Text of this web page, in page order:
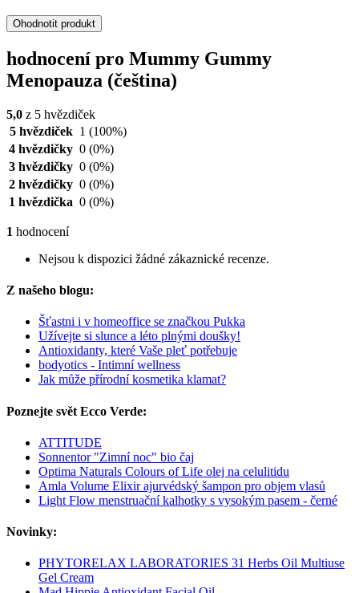
Ohodnotit produkt
hodnocení pro Mummy Gummy
Menopauza (čeština)
5,0 z 5 hvězdiček
5 hvězdiček 1 (100%)
4 hvězdičky 0 (0%)
3 hvězdičky 0 (0%)
2 hvězdičky 0 (0%)
1 hvězdička 0 (0%)
1 hodnocení
Nejsou k dispozici žádné zákaznické recenze.
Z našeho blogu:
Šťastni i v homeoffice se značkou Pukka
Užívejte si slunce a léto plnými doušky!
Antioxidanty, které Vaše pleť potřebuje
bodyotics - Intimní wellness
Jak může přírodní kosmetika klamat?
Poznejte svět Ecco Verde:
ATTITUDE
Sonnentor "Zimní noc" bio čaj
Optima Naturals Colours of Life olej na celulitidu
Amla Volume Elixir ajurvédský šampon pro objem vlasů
Light Flow menstruační kalhotky s vysokým pasem - černé
Novinky:
PHYTORELAX LABORATORIES 31 Herbs Oil Multiuse
Gel Cream